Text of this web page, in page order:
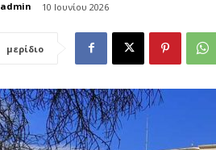
admin 10 Ιουνίου 2026
μερίδιο